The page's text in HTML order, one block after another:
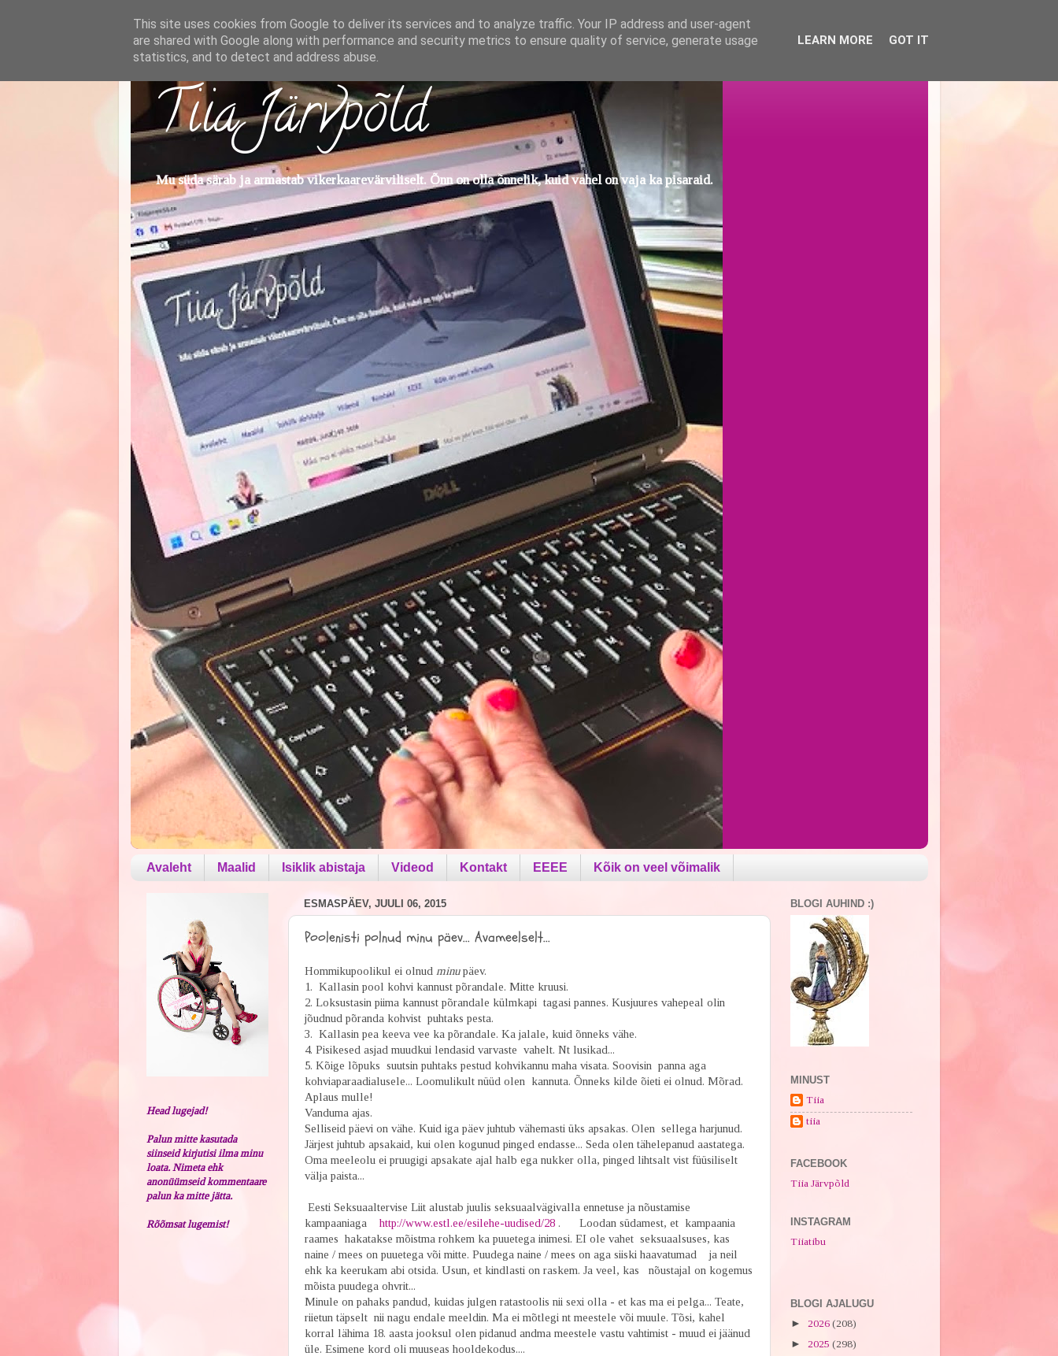
Tiia Järvpõld
Mu süda särab ja armastab vikerkaarevärviliselt. Õnn on olla õnnelik, kuid vahel on vaja ka pisaraid.
Avaleht Maalid Isiklik abistaja Videod Kontakt EEEE Kõik on veel võimalik
ESMASPÄEV, JUULI 06, 2015
Poolenisti polnud minu päev... Avameelselt...
Hommikupoolikul ei olnud minupäev.
1. Kallasin pool kohvi kannust põrandale. Mitte kruusi.
2. Loksustasin piima kannust põrandale külmkapi tagasi pannes. Kusjuures vahepeal olin
jõudnud põranda kohvist puhtaks pesta.
3. Kallasin pea keeva vee ka põrandale. Ka jalale, kuid õnneks vähe.
4. Pisikesed asjad muudkui lendasid varvaste vahelt. Nt lusikad...
5. Kõige lõpuks suutsin puhtaks pestud kohvikannu maha visata. Soovisin panna aga
kohviaparaadialusele... Loomulikult nüüd olen kannuta. Õnneks kilde õieti ei olnud. Mõrad.
Aplaus mulle!
Vanduma ajas.
Selliseid päevi on vähe. Kuid iga päev juhtub vähemasti üks apsakas. Olen sellega harjunud.
Järjest juhtub apsakaid, kui olen kogunud pinged endasse... Seda olen tähelepanud aastatega.
Oma meeleolu ei pruugigi apsakate ajal halb ega nukker olla, pinged lihtsalt vist füüsiliselt
välja paista...
Eesti Seksuaaltervise Liit alustab juulis seksuaalvägivalla ennetuse ja nõustamise
kampaaniaga http://www.estl.ee/esilehe-uudised/28. Loodan südamest, et kampaania
raames hakatakse mõistma rohkem ka puuetega inimesi. EI ole vahet seksuaalsuses, kas
naine / mees on puuetega või mitte. Puudega naine / mees on aga siiski haavatumad ja neil
ehk ka keerukam abi otsida. Usun, et kindlasti on raskem. Ja veel, kas nõustajal on kogemus
mõista puudega ohvrit...
Minule on pahaks pandud, kuidas julgen ratastoolis nii sexi olla - et kas ma ei pelga... Teate,
riietun täpselt nii nagu endale meeldin. Ma ei mõtlegi nt meestele või muule. Tõsi, kahel
korral lähima 18. aasta jooksul olen pidanud andma meestele vastu vahtimist - muud ei jäänud
üle. Esimene kord oli muuseas hooldekodus....
Head lugejad!
Palun mitte kasutada
siinseid kirjutisi ilma minu
loata. Nimeta ehk
anonüümseid kommentaare
palun ka mitte jätta.
Rõõmsat lugemist!
BLOGI AUHIND :)
MINUST
Tiia
tiia
FACEBOOK
Tiia Järvpõld
INSTAGRAM
Tiiatibu
BLOGI AJALUGU
► 2026 (208)
► 2025 (298)
This site uses cookies from Google to deliver its services and to analyze traffic. Your IP address and user-agent
are shared with Google along with performance and security metrics to ensure quality of service, generate usage
statistics, and to detect and address abuse.
LEARN MORE GOT IT